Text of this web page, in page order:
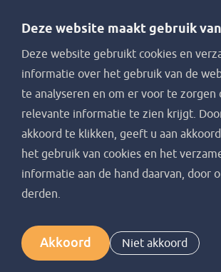
Deze website maakt gebruik
Deze website gebruikt cookies en
informatie over het gebruik van de
te analyseren en om er voor te zorgen
relevante informatie te zien krijgt.
akkoord te klikken, geeft u aan
het gebruik van cookies en het
informatie aan de hand daarvan, door
derden.
Akkoord Niet akkoord